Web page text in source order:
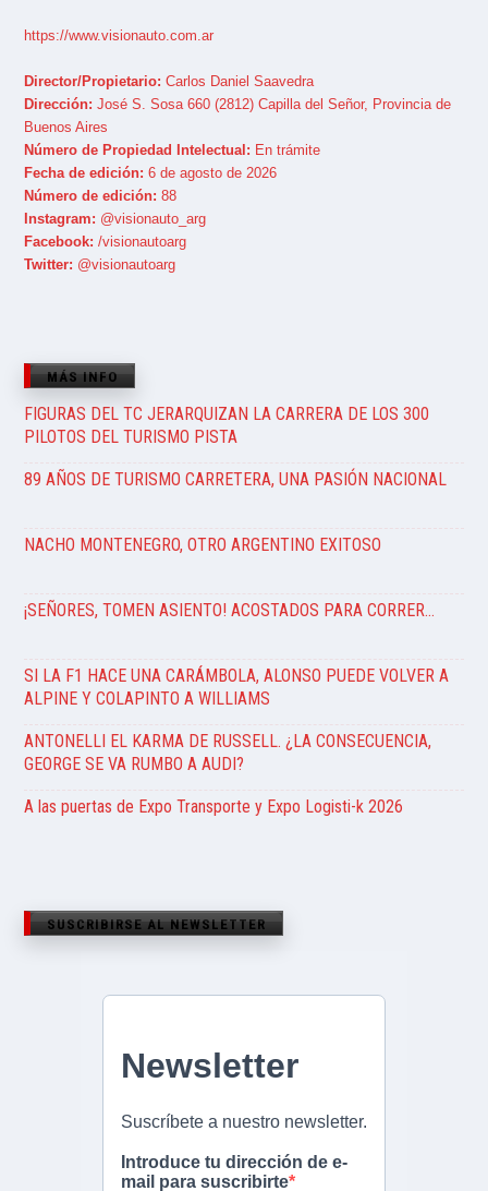
https://www.visionauto.com.ar
Director/Propietario: Carlos Daniel Saavedra
Dirección: José S. Sosa 660 (2812) Capilla del Señor, Provincia de
Buenos Aires
Número de Propiedad Intelectual: En trámite
Fecha de edición: 6 de agosto de 2026
Número de edición: 88
Instagram: @visionauto_arg
Facebook: /visionautoarg
Twitter: @visionautoarg
MÁS INFO
FIGURAS DEL TC JERARQUIZAN LA CARRERA DE LOS 300
PILOTOS DEL TURISMO PISTA
89 AÑOS DE TURISMO CARRETERA, UNA PASIÓN NACIONAL
NACHO MONTENEGRO, OTRO ARGENTINO EXITOSO
¡SEÑORES, TOMEN ASIENTO! ACOSTADOS PARA CORRER…
SI LA F1 HACE UNA CARÁMBOLA, ALONSO PUEDE VOLVER A
ALPINE Y COLAPINTO A WILLIAMS
ANTONELLI EL KARMA DE RUSSELL. ¿LA CONSECUENCIA,
GEORGE SE VA RUMBO A AUDI?
A las puertas de Expo Transporte y Expo Logisti-k 2026
SUSCRIBIRSE AL NEWSLETTER